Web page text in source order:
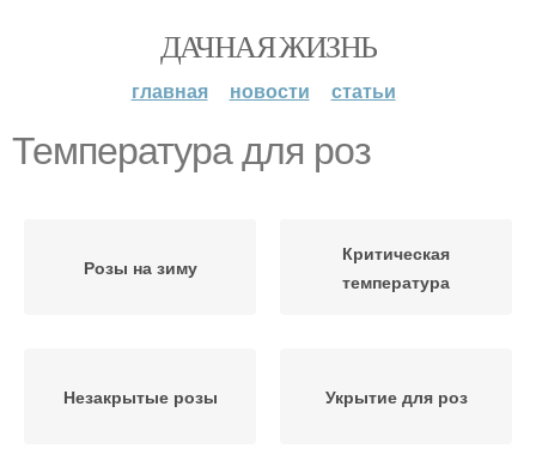
ДАЧНАЯ ЖИЗНЬ
главная новости статьи
Температура для роз
Розы на зиму
Критическая
температура
Незакрытые розы Укрытие для роз